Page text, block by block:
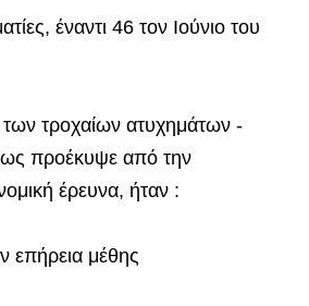
έναντι 46 τον Ιούνιο του
των τροχαίων ατυχημάτων -
προέκυψε από την
έρευνα, ήταν :
επήρεια μέθης